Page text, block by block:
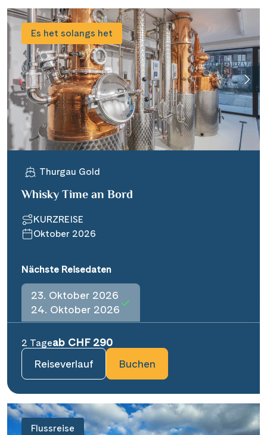
Es het solangs het
Thurgau Gold
Whisky Time an Bord
KURZREISE
Oktober 2026
Nächste Reisedaten
23. Oktober 2026
24. Oktober 2026
2 Tageab CHF 290
Reiseverlauf
Buchen
Flussreise